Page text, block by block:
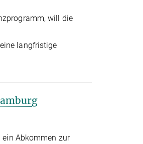
will die
langfristige
Abkommen zur